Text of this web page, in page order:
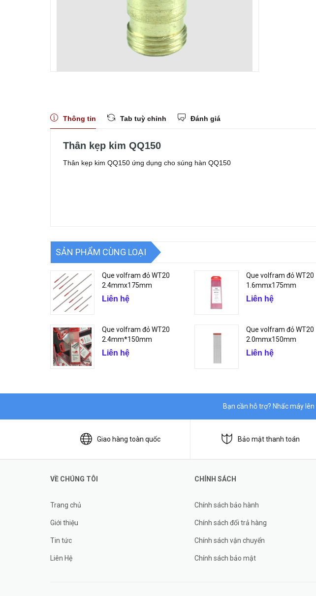
Thông tin Tab tuỳ chỉnh Đánh giá
Thân kẹp kim QQ150
Thân kẹp kim QQ150 ứng dụng cho súng hàn QQ150
SẢN PHẨM CÙNG LOẠI
Que volfram đỏ WT20
2.4mmx175mm
Liên hệ
Que volfram đỏ WT20
1.6mmx175mm
Liên hệ
Que volfram đỏ WT20
2.4mm*150mm
Liên hệ
Que volfram đỏ WT20
2.0mmx150mm
Liên hệ
Bạn cần hỗ trợ? Nhấc máy
Giao hàng toàn quốc Bảo mật thanh toán
VỀ CHÚNG TÔI
Trang chủ
Giới thiệu
Tin tức
Liên Hệ
CHÍNH SÁCH
Chính sách bảo hành
Chính sách đổi trả hàng
Chính sách vận chuyển
Chính sách bảo mật